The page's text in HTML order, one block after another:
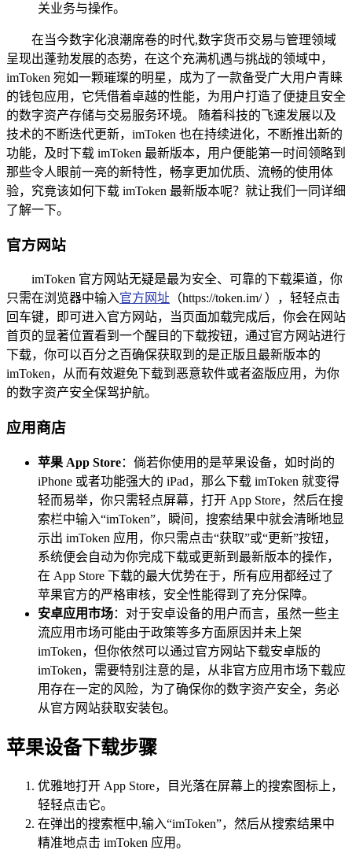
关业务与操作。
在当今数字化浪潮席卷的时代,数字货币交易与管理领域
呈现出蓬勃发展的态势，在这个充满机遇与挑战的领域中，
imToken 宛如一颗璀璨的明星，成为了一款备受广大用户青睐
的钱包应用，它凭借着卓越的性能，为用户打造了便捷且安全
的数字资产存储与交易服务环境。 随着科技的飞速发展以及
技术的不断迭代更新，imToken 也在持续进化，不断推出新的
功能，及时下载 imToken 最新版本，用户便能第一时间领略到
那些令人眼前一亮的新特性，畅享更加优质、流畅的使用体
验，究竟该如何下载 imToken 最新版本呢？就让我们一同详细
了解一下。
官方网站
imToken 官方网站无疑是最为安全、可靠的下载渠道，你
只需在浏览器中输入官方网址 （https://token.im/ ），轻轻点击
回车键，即可进入官方网站，当页面加载完成后，你会在网站
首页的显著位置看到一个醒目的下载按钮，通过官方网站进行
下载，你可以百分之百确保获取到的是正版且最新版本的
imToken，从而有效避免下载到恶意软件或者盗版应用，为你
的数字资产安全保驾护航。
应用商店
苹果 App Store：倘若你使用的是苹果设备，如时尚的
iPhone 或者功能强大的 iPad，那么下载 imToken 就变得
轻而易举，你只需轻点屏幕，打开 App Store，然后在搜
索栏中输入“imToken”，瞬间，搜索结果中就会清晰地显
示出 imToken 应用，你只需点击“获取”或“更新”按钮，
系统便会自动为你完成下载或更新到最新版本的操作，
在 App Store 下载的最大优势在于，所有应用都经过了
苹果官方的严格审核，安全性能得到了充分保障。
安卓应用市场：对于安卓设备的用户而言，虽然一些主
流应用市场可能由于政策等多方面原因并未上架
imToken，但你依然可以通过官方网站下载安卓版的
imToken，需要特别注意的是，从非官方应用市场下载应
用存在一定的风险，为了确保你的数字资产安全，务必
从官方网站获取安装包。
苹果设备下载步骤
优雅地打开 App Store，目光落在屏幕上的搜索图标上，
轻轻点击它。
在弹出的搜索框中,输入“imToken”，然后从搜索结果中
精准地点击 imToken 应用。